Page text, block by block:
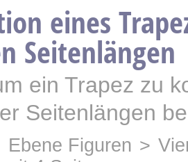
eines
Seitenlängen
ein Trapez zu
Seitenlängen
Ebene Figuren >